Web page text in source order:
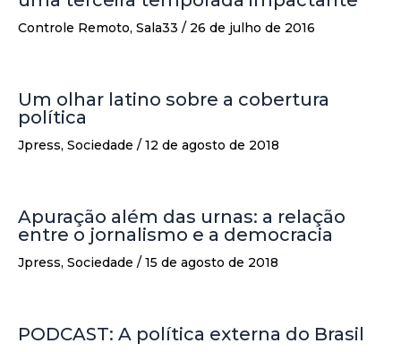
Controle Remoto, Sala33 / 26 de julho de 2016
Um olhar latino sobre a cobertura
política
Jpress, Sociedade / 12 de agosto de 2018
Apuração além das urnas: a relação
entre o jornalismo e a democracia
Jpress, Sociedade / 15 de agosto de 2018
PODCAST: A política externa do Brasil